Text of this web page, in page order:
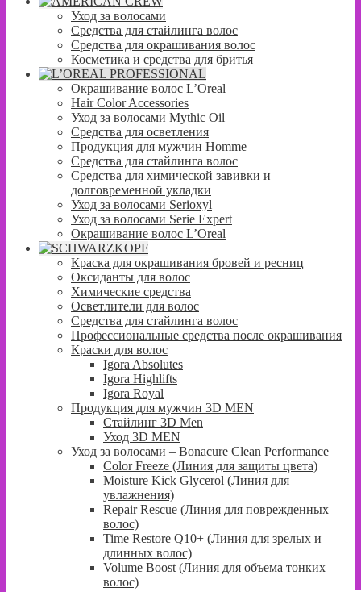
Уход за волосами
Средства для стайлинга волос
Средства для окрашивания волос
Косметика и средства для бритья
Окрашивание волос L’Oreal
Hair Color Accessories
Уход за волосами Mythic Oil
Средства для осветления
Продукция для мужчин Homme
Средства для стайлинга волос
Средства для химической завивки и
долговременной укладки
Уход за волосами Serioxyl
Уход за волосами Serie Expert
Окрашивание волос L’Oreal
Краска для окрашивания бровей и ресниц
Оксиданты для волос
Химические средства
Осветлители для волос
Средства для стайлинга волос
Профессиональные средства после окрашивания
Краски для волос
Igora Absolutes
Igora Highlifts
Igora Royal
Продукция для мужчин 3D MEN
Стайлинг 3D Men
Уход 3D MEN
Уход за волосами – Bonacure Clean Performance
Color Freeze (Линия для защиты цвета)
Moisture Kick Glycerol (Линия для
увлажнения)
Repair Rescue (Линия для поврежденных
волос)
Time Restore Q10+ (Линия для зрелых и
длинных волос)
Volume Boost (Линия для объема тонких
волос)